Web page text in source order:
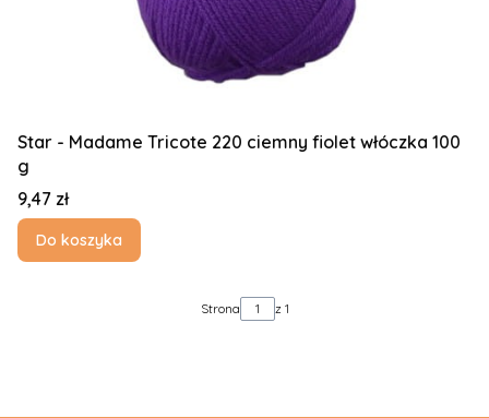
Star - Madame Tricote 220 ciemny fiolet włóczka 100
g
Cena
9,47 zł
Do koszyka
Strona z 1